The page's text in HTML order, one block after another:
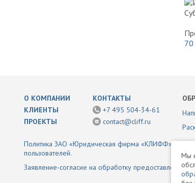
70
О КОМПАНИИ
КЛИЕНТЫ
ПРОЕКТЫ
КОНТАКТЫ
+7 495 504-34-61
contact@cliff.ru
Политика ЗАО «Юридическая фирма «КЛИФФ» в
пользователей.
Заявление-согласие на обработку предоставленной
Мы